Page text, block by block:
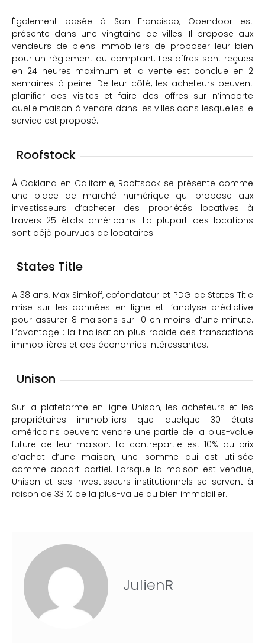
Également basée à San Francisco, Opendoor est
présente dans une vingtaine de villes. Il propose aux
vendeurs de biens immobiliers de proposer leur bien
pour un règlement au comptant. Les offres sont reçues
en 24 heures maximum et la vente est conclue en 2
semaines à peine. De leur côté, les acheteurs peuvent
planifier des visites et faire des offres sur n’importe
quelle maison à vendre dans les villes dans lesquelles le
service est proposé.
Roofstock
À Oakland en Californie, Rooftsock se présente comme
une place de marché numérique qui propose aux
investisseurs d’acheter des propriétés locatives à
travers 25 états américains. La plupart des locations
sont déjà pourvues de locataires.
States Title
A 38 ans, Max Simkoff, cofondateur et PDG de States Title
mise sur les données en ligne et l’analyse prédictive
pour assurer 8 maisons sur 10 en moins d’une minute.
L’avantage : la finalisation plus rapide des transactions
immobilières et des économies intéressantes.
Unison
Sur la plateforme en ligne Unison, les acheteurs et les
propriétaires immobiliers que quelque 30 états
américains peuvent vendre une partie de la plus-value
future de leur maison. La contrepartie est 10% du prix
d’achat d’une maison, une somme qui est utilisée
comme apport partiel. Lorsque la maison est vendue,
Unison et ses investisseurs institutionnels se servent à
raison de 33 % de la plus-value du bien immobilier.
JulienR